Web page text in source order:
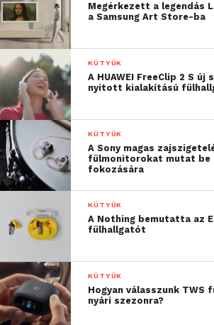
egyedi, stílusos, díjnyertes
megjelenéssel
tapintású
anyagok használatával
beépített Harman Kardon
biztosítják a színvonalas
több forráshoz való
támogat: WiFi, Bluetooth,
USB-C, emellett belső
rendelkezik.
Megérkezett a legendás
a Samsung Art Store-ba
KÜTYÜK
A HUAWEI FreeClip 2 S új
nyitott kialakítású
KÜTYÜK
A Sony magas
fülmonitorokat mutat be
fokozására
KÜTYÜK
A Nothing bemutatta az
fülhallgatót
KÜTYÜK
Hogyan válasszunk TWS
nyári szezonra?